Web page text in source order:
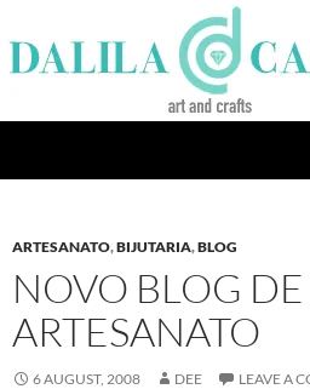
to
content
ARTESANATO,BIJUTARIA,BLOG
NOVO BLOG DE
ARTESANATO
6 AUGUST, 2008 DEE LEAVE A